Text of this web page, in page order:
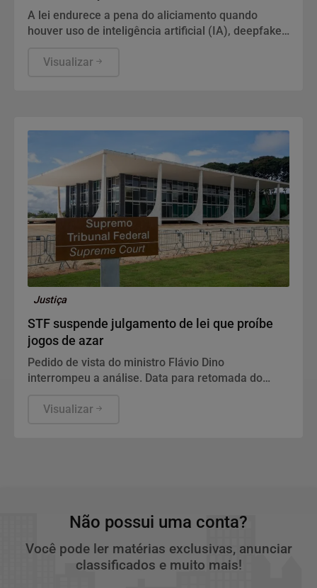
A lei endurece a pena do aliciamento quando
houver uso de inteligência artificial (IA), deepfake,
aproveitamento de relação de confiança.
Visualizar
Justiça
STF suspende julgamento de lei que proíbe
jogos de azar
Pedido de vista do ministro Flávio Dino
interrompeu a análise. Data para retomada do
Visualizar
Não possui uma conta?
Você pode ler matérias exclusivas, anunciar
classificados e muito mais!